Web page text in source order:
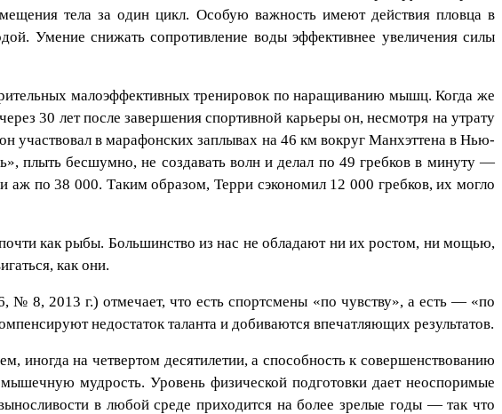
тела за один цикл. Особую важность имеют действия пловца в
Умение снижать сопротивление воды эффективнее увеличения силы
малоэффективных тренировок по наращиванию мышц. Когда же
30 лет после завершения спортивной карьеры он, несмотря на утрату
участвовал в марафонских заплывах на 46 км вокруг Манхэттена в Нью-
плыть бесшумно, не создавать волн и делал по 49 гребков в минуту —
аж по 38 000. Таким образом, Терри сэкономил 12 000 гребков, их могло
как рыбы. Большинство из нас не обладают ни их ростом, ни мощью,
как они.
8, 2013 г.) отмечает, что есть спортсмены «по чувству», а есть — «по
недостаток таланта и добиваются впечатляющих результатов.
иногда на четвертом десятилетии, а способность к совершенствованию
мудрость. Уровень физической подготовки дает неоспоримые
в любой среде приходится на более зрелые годы — так что